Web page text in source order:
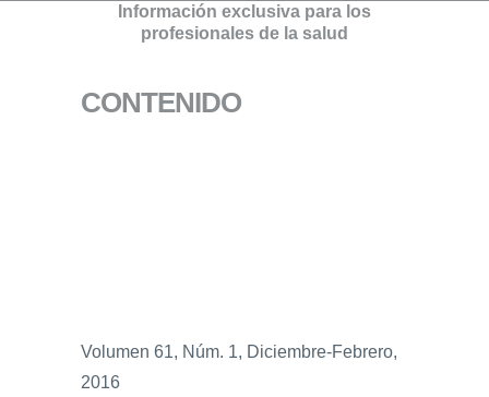
Información exclusiva para los
profesionales de la salud
CONTENIDO
Volumen 61, Núm. 1, Diciembre-Febrero,
2016